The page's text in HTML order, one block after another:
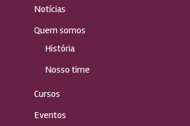
Notícias
Quem somos
História
Nosso time
Cursos
Eventos